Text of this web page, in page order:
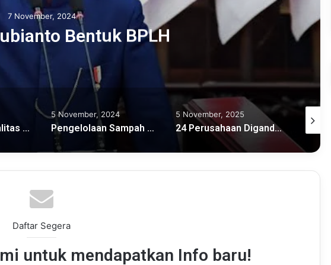
7 November, 2024
Bentuk BPLH
Peningkatan Kualitas Lingkungan Hidup Akan Diperiksa BPK
5 November, 2024
Pengelolaan Sampah Tidak Sekedar Membuang Saja
5 November, 2025
24 Perusahaan Digandeng Danantara Guna Atasi Sampah, Indonesia Diharapkan Bebas Ini 15 Tahun Lagi
Daftar Segera
untuk mendapatkan Info baru!